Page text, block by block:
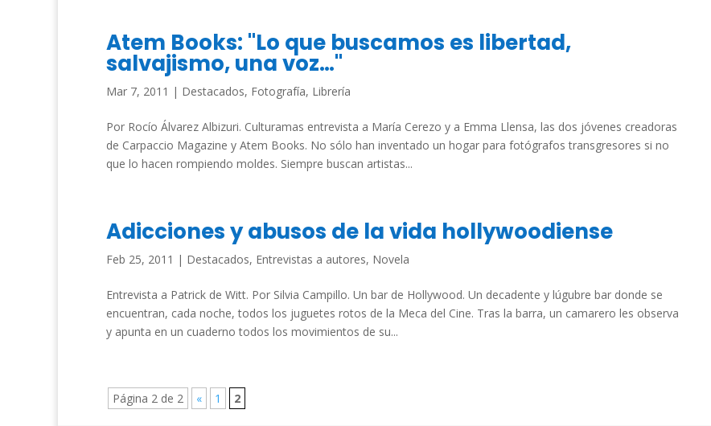
Atem Books: "Lo que buscamos es libertad,
salvajismo, una voz…"
Mar 7, 2011 | Destacados, Fotografía, Librería
Por Rocío Álvarez Albizuri. Culturamas entrevista a María Cerezo y a Emma Llensa, las dos jóvenes creadoras
de Carpaccio Magazine y Atem Books. No sólo han inventado un hogar para fotógrafos transgresores si no
que lo hacen rompiendo moldes. Siempre buscan artistas...
Adicciones y abusos de la vida hollywoodiense
Feb 25, 2011 | Destacados, Entrevistas a autores, Novela
Entrevista a Patrick de Witt. Por Silvia Campillo. Un bar de Hollywood. Un decadente y lúgubre bar donde se
encuentran, cada noche, todos los juguetes rotos de la Meca del Cine. Tras la barra, un camarero les observa
y apunta en un cuaderno todos los movimientos de su...
Página 2 de 2 « 1 2